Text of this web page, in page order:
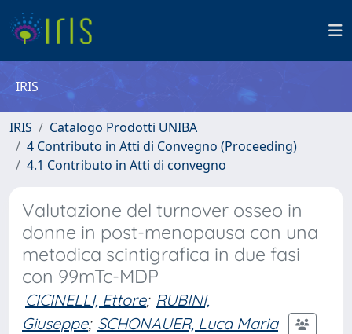
IRIS
IRIS
Catalogo Prodotti UNIBA
4 Contributo in Atti di Convegno (Proceeding)
4.1 Contributo in Atti di convegno
Valutazione del turnover osseo in
donne in post-menopausa con una
metodica scintigrafica in due fasi
con 99mTc-MDP
CICINELLI, Ettore; RUBINI,
Giuseppe; SCHONAUER, Luca Maria